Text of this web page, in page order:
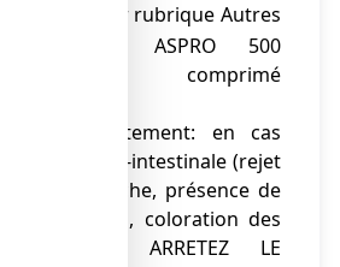
(voir rubrique Autres
et ASPRO 500
comprimé
du traitement: en cas
gastro-intestinale (rejet
par la bouche, présence de
les selles, coloration des
en noir), ARRETEZ LE